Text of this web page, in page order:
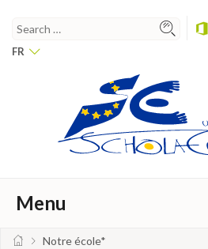
FR
Menu
Notre école*